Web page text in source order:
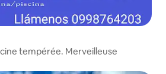
tempérée. Merveilleuse